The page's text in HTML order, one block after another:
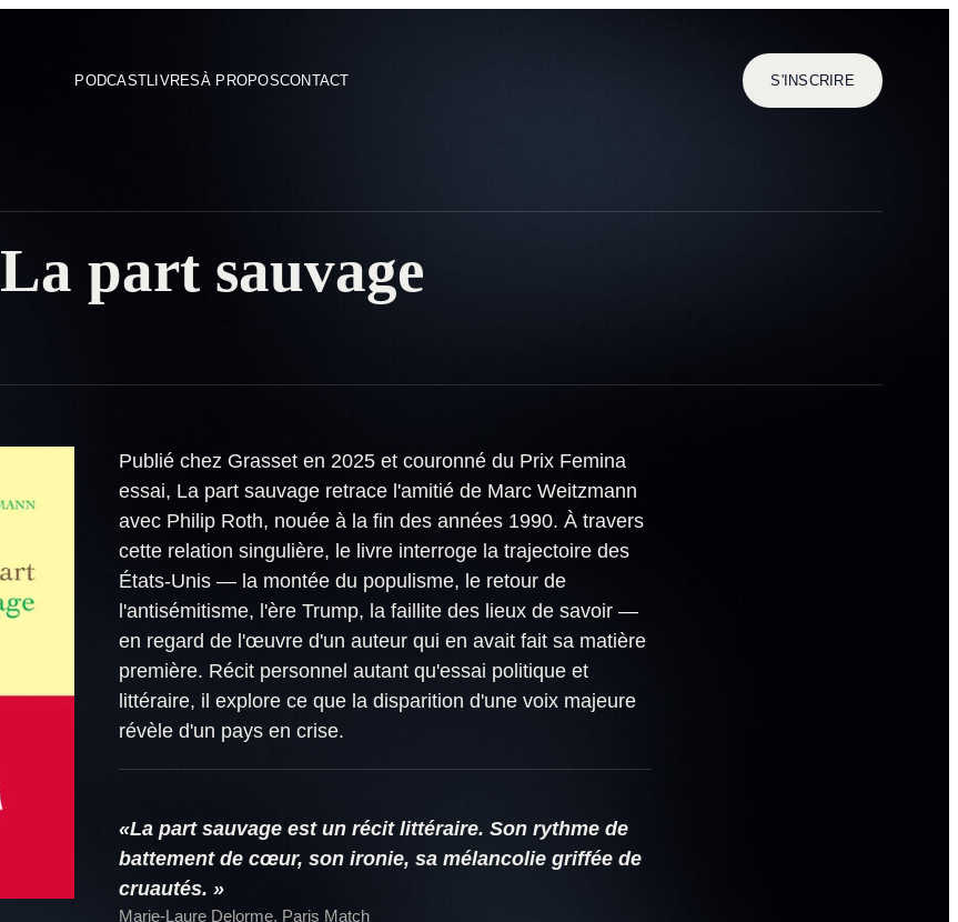
PODCASTLIVRESÀ PROPOSCONTACT S'INSCRIRE
La part sauvage
Publié chez Grasset en 2025 et couronné du Prix Femina
essai, La part sauvage retrace l'amitié de Marc Weitzmann
avec Philip Roth, nouée à la fin des années 1990. À travers
cette relation singulière, le livre interroge la trajectoire des
États-Unis — la montée du populisme, le retour de
l'antisémitisme, l'ère Trump, la faillite des lieux de savoir —
en regard de l'œuvre d'un auteur qui en avait fait sa matière
première. Récit personnel autant qu'essai politique et
littéraire, il explore ce que la disparition d'une voix majeure
révèle d'un pays en crise.
«La part sauvage est un récit littéraire. Son rythme de
battement de cœur, son ironie, sa mélancolie griffée de
cruautés. »
Marie-Laure Delorme, Paris Match